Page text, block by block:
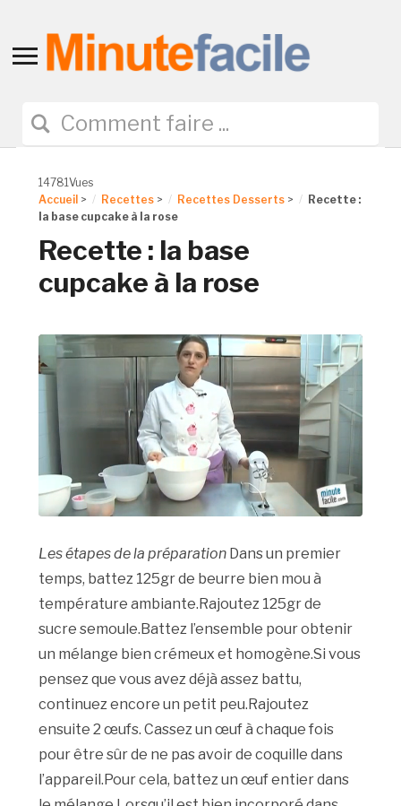
Toggle
navigation
14781Vues
Accueil > Recettes > Recettes Desserts >
Recette :
la base cupcake à la rose
Recette : la base
cupcake à la rose
Les étapes de la préparation Dans un premier
temps, battez 125gr de beurre bien mou à
température ambiante.Rajoutez 125gr de
sucre semoule.Battez l’ensemble pour obtenir
un mélange bien crémeux et homogène.Si vous
pensez que vous avez déjà assez battu,
continuez encore un petit peu.Rajoutez
ensuite 2 œufs. Cassez un œuf à chaque fois
pour être sûr de ne pas avoir de coquille dans
l’appareil.Pour cela, battez un œuf entier dans